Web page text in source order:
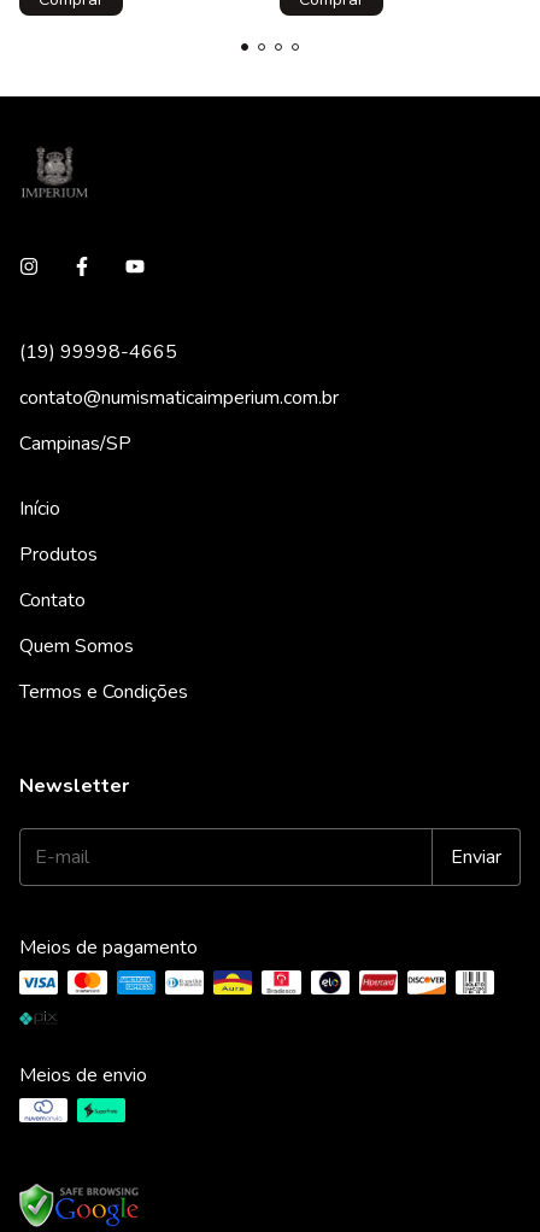
(19) 99998-4665
contato@numismaticaimperium.com.br
Campinas/SP
Início
Produtos
Contato
Quem Somos
Termos e Condições
Newsletter
Meios de pagamento
Meios de envio